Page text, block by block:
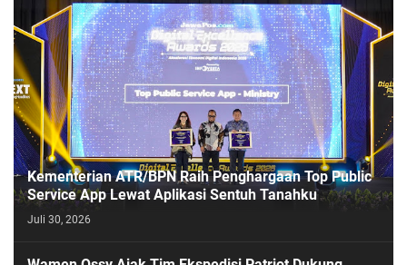
Kementerian ATR/BPN Raih Penghargaan Top Public
Service App Lewat Aplikasi Sentuh Tanahku
Juli 30, 2026